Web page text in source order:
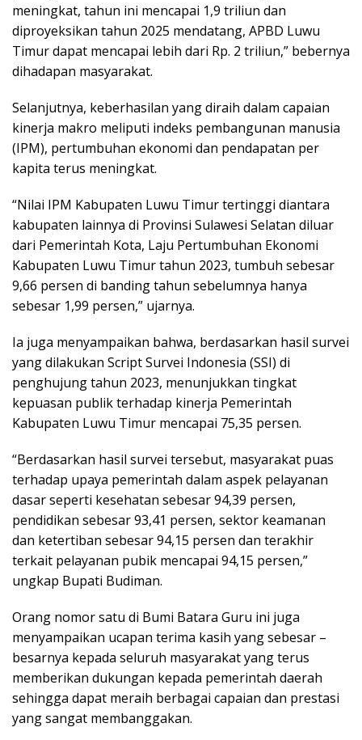
meningkat, tahun ini mencapai 1,9 triliun dan
diproyeksikan tahun 2025 mendatang, APBD Luwu
Timur dapat mencapai lebih dari Rp. 2 triliun,” bebernya
dihadapan masyarakat.
Selanjutnya, keberhasilan yang diraih dalam capaian
kinerja makro meliputi indeks pembangunan manusia
(IPM), pertumbuhan ekonomi dan pendapatan per
kapita terus meningkat.
“Nilai IPM Kabupaten Luwu Timur tertinggi diantara
kabupaten lainnya di Provinsi Sulawesi Selatan diluar
dari Pemerintah Kota, Laju Pertumbuhan Ekonomi
Kabupaten Luwu Timur tahun 2023, tumbuh sebesar
9,66 persen di banding tahun sebelumnya hanya
sebesar 1,99 persen,” ujarnya.
Ia juga menyampaikan bahwa, berdasarkan hasil survei
yang dilakukan Script Survei Indonesia (SSI) di
penghujung tahun 2023, menunjukkan tingkat
kepuasan publik terhadap kinerja Pemerintah
Kabupaten Luwu Timur mencapai 75,35 persen.
“Berdasarkan hasil survei tersebut, masyarakat puas
terhadap upaya pemerintah dalam aspek pelayanan
dasar seperti kesehatan sebesar 94,39 persen,
pendidikan sebesar 93,41 persen, sektor keamanan
dan ketertiban sebesar 94,15 persen dan terakhir
terkait pelayanan pubik mencapai 94,15 persen,”
ungkap Bupati Budiman.
Orang nomor satu di Bumi Batara Guru ini juga
menyampaikan ucapan terima kasih yang sebesar –
besarnya kepada seluruh masyarakat yang terus
memberikan dukungan kepada pemerintah daerah
sehingga dapat meraih berbagai capaian dan prestasi
yang sangat membanggakan.